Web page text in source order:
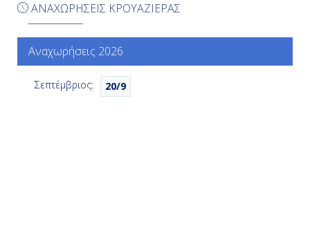
Κίνγκσταουν, Άγιος Βικέντιος και
ΑΝΑΧΩΡΗΣΕΙΣ ΚΡΟΥΑΖΙΕΡΑΣ
Αναχωρήσεις 2026
Σεπτέμβριος: 20/9